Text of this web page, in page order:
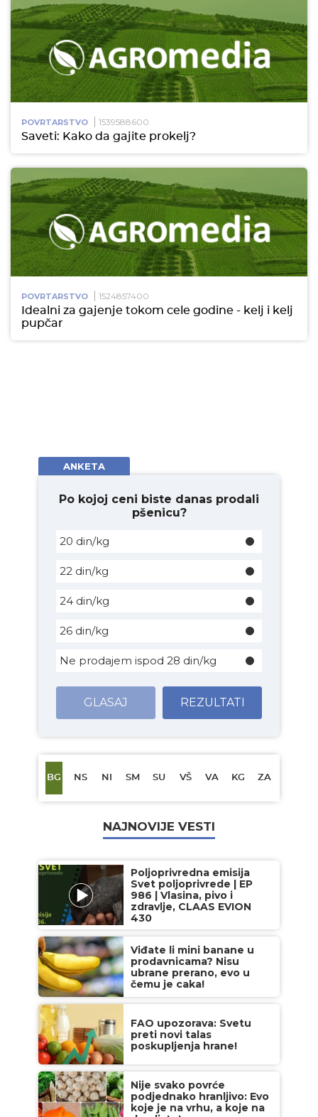
POVRTARSTVO 1539588600
Saveti: Kako da gajite prokelj?
POVRTARSTVO 1524857400
Idealni za gajenje tokom cele godine - kelj i kelj
pupčar
ANKETA
Po kojoj ceni biste danas prodali
pšenicu?
20 din/kg
22 din/kg
24 din/kg
26 din/kg
Ne prodajem ispod 28 din/kg
GLASAJ REZULTATI
BG NS NI SM SU VŠ VA KG ZA
NAJNOVIJE VESTI
Poljoprivredna emisija
Svet poljoprivrede | EP
986 | Vlasina, pivo i
zdravlje, CLAAS EVION
430
Viđate li mini banane u
prodavnicama? Nisu
ubrane prerano, evo u
čemu je caka!
FAO upozorava: Svetu
preti novi talas
poskupljenja hrane!
Nije svako povrće
podjednako hranljivo: Evo
koje je na vrhu, a koje na